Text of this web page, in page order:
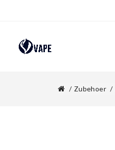
Zubehoer